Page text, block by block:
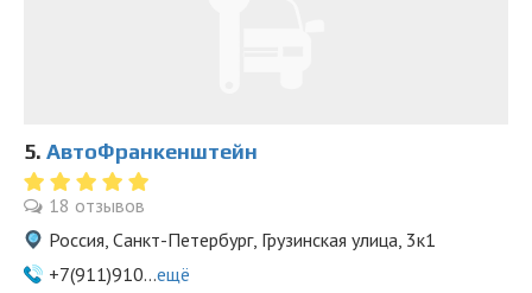
5. АвтоФранкенштейн
18 отзывов
Россия, Санкт-Петербург, Грузинская улица, 3к1
+7(911)910...ещё